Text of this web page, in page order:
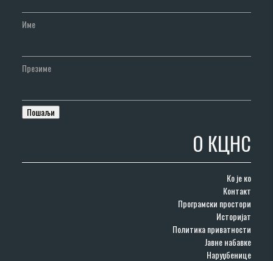
Име
Презиме
О КЦНС
Ко је ко
Контакт
Програмски простори
Историјат
Политика приватности
Јавне набавке
Наруџбенице